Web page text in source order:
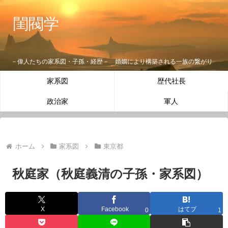
閨閥学
－偉人たちの家系図・子孫・経歴－ 婚姻により構築される一族の繋がり
家系図 歴代社長
政治家 軍人
ホーム 家系図 東京都
秋庭家（秋庭義清の子孫・家系図）
X Facebook 0 はてブ 1